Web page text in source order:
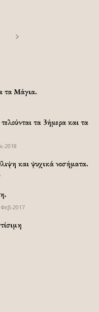
τα Μάγια.
τα 3ήμερα και τα
2018
και ψυχικά νοσήματα.
2017